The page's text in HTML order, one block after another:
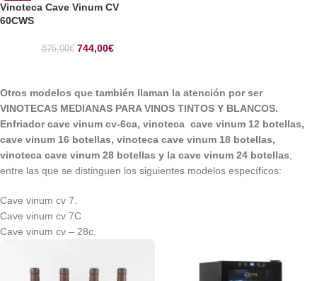
Vinoteca Cave Vinum CV
60CWS
875,00€ 744,00€
Otros modelos que también llaman la atención por ser
VINOTECAS MEDIANAS PARA VINOS TINTOS Y BLANCOS.
Enfriador cave vinum cv-6ca, vinoteca cave vinum 12 botellas,
cave vinum 16 botellas, vinoteca cave vinum 18 botellas,
vinoteca cave vinum 28 botellas y la cave vinum 24 botellas
entre las que se distinguen los siguientes modelos específicos:
Cave vinum cv 7.
Cave vinum cv 7C
Cave vinum cv – 28c.